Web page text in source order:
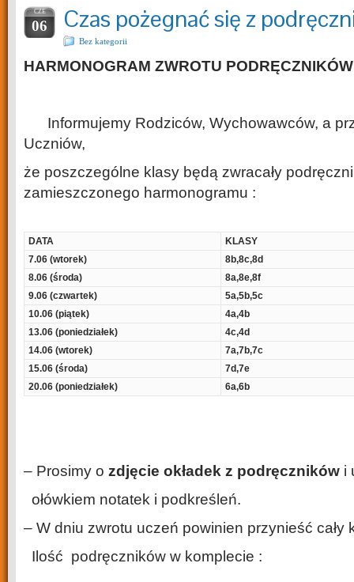
CZE
06 Czas pożegnać się z
Bez kategorii
HARMONOGRAM ZWROTU PODRĘCZNIKÓW
Informujemy Rodziców, Wychowawców, a
Uczniów,
że poszczególne klasy będą zwracały
zamieszczonego harmonogramu :
DATA
KLASY
7.06 (wtorek)
8b,8c,8d
8.06 (środa)
8a,8e,8f
9.06 (czwartek)
5a,5b,5c
10.06 (piątek)
4a,4b
13.06 (poniedziałek)
4c,4d
14.06 (wtorek)
7a,7b,7c
15.06 (środa)
7d,7e
20.06 (poniedziałek)
6a,6b
– Prosimy o zdjęcie okładek z podręczników i
ołówkiem notatek i podkreśleń.
– W dniu zwrotu uczeń powinien przynieść cały
Ilość podręczników w komplecie :